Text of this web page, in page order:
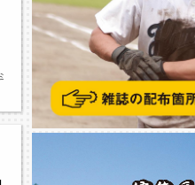
,駅伝,桂優介,北浜中学校,南部中学校